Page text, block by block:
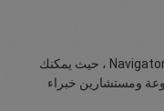
في الجزء السفلي من الشاشة ، سترى نافذة Navigator ، حيث يمكنك
ومستشارين خبراء